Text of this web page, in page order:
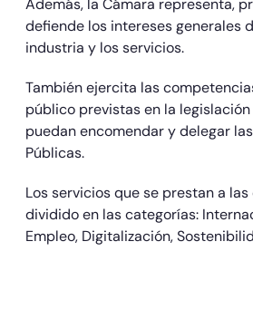
Además, la Cámara representa,
defiende los intereses generales
industria y los servicios.
También ejercita las
público previstas en la
puedan encomendar y delegar
Públicas.
Los servicios que se prestan a
dividido en las categorías:
Empleo, Digitalización,